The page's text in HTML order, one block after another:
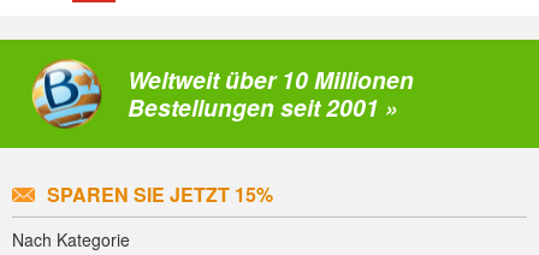
Weltweit über 10 Millionen
Bestellungen seit 2001 »
SPAREN SIE JETZT 15%
Nach Kategorie